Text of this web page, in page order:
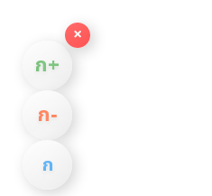
×
ก+
ก−
ก